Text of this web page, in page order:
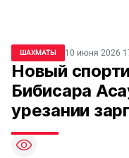
ШАХМАТЫ 10 июня 2026
Новый
Бибисара
урезании